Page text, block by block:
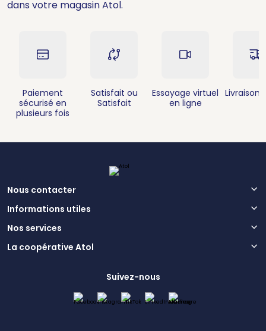
dans votre magasin Atol.
Paiement
sécurisé en
plusieurs fois
Satisfait ou
Satisfait
Essayage virtuel
en ligne
Livraison
Nous contacter
Informations utiles
Nos services
La coopérative Atol
Suivez-nous